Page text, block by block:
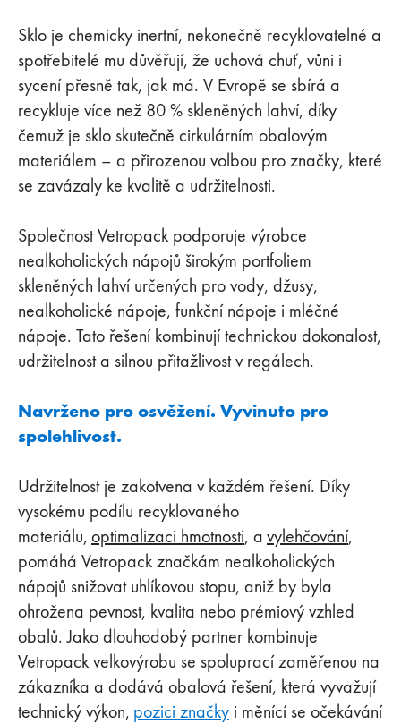
Sklo je chemicky inertní, nekonečně recyklovatelné a
spotřebitelé mu důvěřují, že uchová chuť, vůni i
sycení přesně tak, jak má. V Evropě se sbírá a
recykluje více než 80 % skleněných lahví, díky
čemuž je sklo skutečně cirkulárním obalovým
materiálem – a přirozenou volbou pro značky, které
se zavázaly ke kvalitě a udržitelnosti.
Společnost Vetropack podporuje výrobce
nealkoholických nápojů širokým portfoliem
skleněných lahví určených pro vody, džusy,
nealkoholické nápoje, funkční nápoje i mléčné
nápoje. Tato řešení kombinují technickou dokonalost,
udržitelnost a silnou přitažlivost v regálech.
Navrženo pro osvěžení. Vyvinuto pro
spolehlivost.
Udržitelnost je zakotvena v každém řešení. Díky
vysokému podílu recyklovaného
materiálu, optimalizaci hmotnosti, a vylehčování,
pomáhá Vetropack značkám nealkoholických
nápojů snižovat uhlíkovou stopu, aniž by byla
ohrožena pevnost, kvalita nebo prémiový vzhled
obalů. Jako dlouhodobý partner kombinuje
Vetropack velkovýrobu se spoluprací zaměřenou na
zákazníka a dodává obalová řešení, která vyvažují
technický výkon, pozici značky i měnící se očekávání